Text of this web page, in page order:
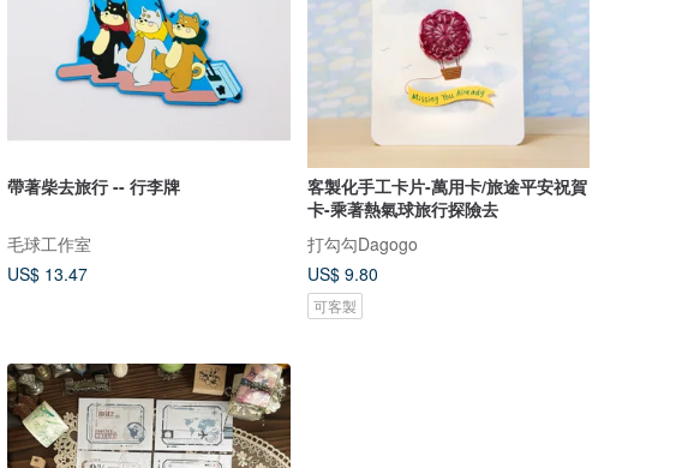
帶著柴去旅行 -- 行李牌
毛球工作室
US$ 13.47
客製化手工卡片-萬用卡/旅途平安祝賀
卡-乘著熱氣球旅行探險去
打勾勾Dagogo
US$ 9.80
可客製